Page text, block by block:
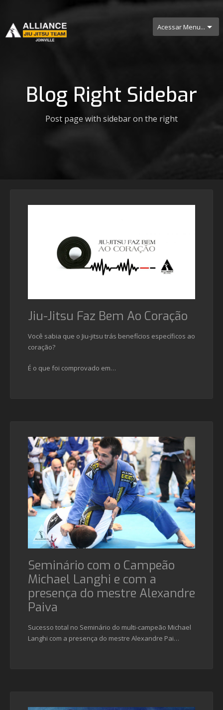
Acessar Menu...
Blog Right Sidebar
Post page with sidebar on the right
Jiu-Jitsu Faz Bem Ao Coração
Você sabia que o Jiu-jitsu trás benefícios específicos ao
coração?
É o que foi comprovado em…
Seminário com o Campeão
Michael Langhi e com a
presença do mestre Alexandre
Paiva
Sucesso total no Seminário do multi-campeão Michael
Langhi com a presença do mestre Alexandre Pai…